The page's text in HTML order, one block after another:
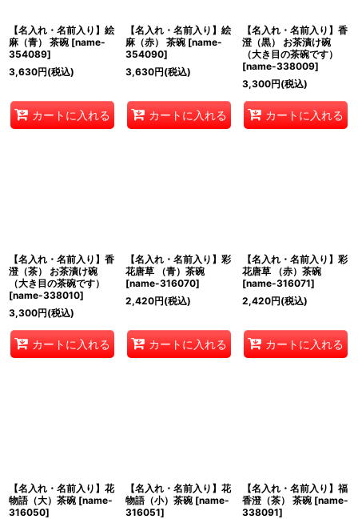
【名入れ・名前入り】絵
麻（青） 茶碗 [name-
354089]
3,630円(税込)
カートに入れる
【名入れ・名前入り】絵
麻（赤） 茶碗 [name-
354090]
3,630円(税込)
カートに入れる
【名入れ・名前入り】香
澄（黒） お茶漬け碗
（大き目の茶碗です）
[name-338009]
3,300円(税込)
カートに入れる
【名入れ・名前入り】香
澄（茶） お茶漬け碗
（大き目の茶碗です）
[name-338010]
3,300円(税込)
カートに入れる
【名入れ・名前入り】彩
花唐草 （青）茶碗
[name-316070]
2,420円(税込)
カートに入れる
【名入れ・名前入り】彩
花唐草 （赤）茶碗
[name-316071]
2,420円(税込)
カートに入れる
【名入れ・名前入り】花
物語（大）茶碗 [name-
316050]
【名入れ・名前入り】花
物語（小）茶碗 [name-
316051]
【名入れ・名前入り】福
香澄（茶） 茶碗 [name-
338091]